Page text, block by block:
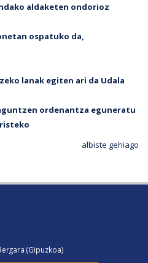
aldaketen ondorioz
ospatuko da,
lanak egiten ari da Udala
ordenantza eguneratu
albiste gehiago
(Gipuzkoa)